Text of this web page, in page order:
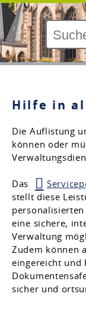
Hilfe in
Die Auflistung
können oder
Das
stellt diese
eine sichere,
Verwaltung
Zudem können
eingereicht und
sicher und